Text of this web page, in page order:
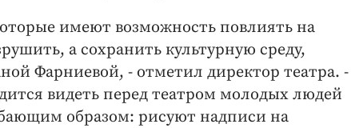
имеют возможность повлиять на
а сохранить культурную среду,
Фарниевой, - отметил директор театра. -
видеть перед театром молодых людей
образом: рисуют надписи на